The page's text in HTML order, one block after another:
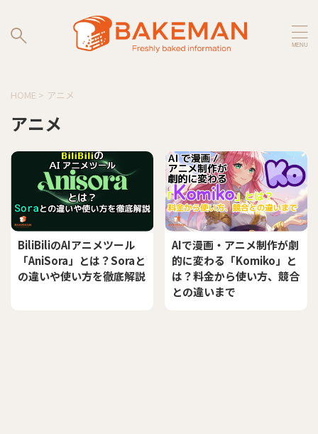
HOME > アニメ
アニメ
BiliBiliのAIアニメツール
「AniSora」とは？Soraと
の違いや使い方を徹底解説
AIで漫画・アニメ制作が劇
的に変わる「Komiko」と
は？料金から使い方、競合
との違いまで